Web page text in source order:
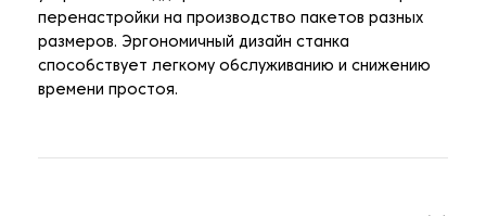
перенастройки на производство пакетов разных
размеров. Эргономичный дизайн станка
способствует легкому обслуживанию и снижению
времени простоя.